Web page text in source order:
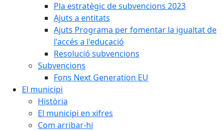
Pla estratègic de subvencions 2023
Ajuts a entitats
Ajuts Programa per fomentar la igualtat de
l'accés a l'educació
Resolució subvencions
Subvencions
Fons Next Generation EU
El municipi
Història
El municipi en xifres
Com arribar-hi